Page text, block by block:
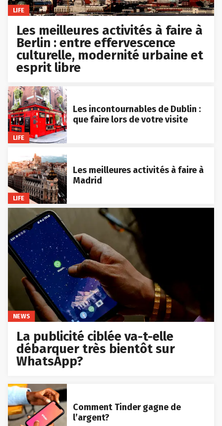
LIFE
Les meilleures activités à faire à
Berlin : entre effervescence
culturelle, modernité urbaine et
esprit libre
LIFE
Les incontournables de Dublin :
que faire lors de votre visite
LIFE
Les meilleures activités à faire à
Madrid
NEWS
La publicité ciblée va-t-elle
débarquer très bientôt sur
WhatsApp?
Comment Tinder gagne de
l’argent?